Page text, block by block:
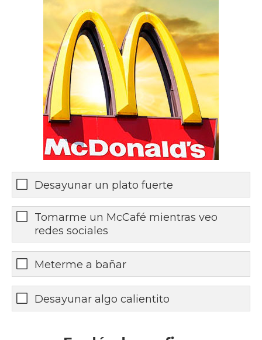
Desayunar un plato fuerte
Tomarme un McCafé mientras veo
redes sociales
Meterme a bañar
Desayunar algo calientito